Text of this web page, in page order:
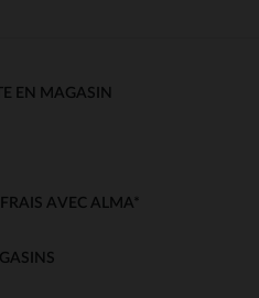
EN MAGASIN
AVEC ALMA*